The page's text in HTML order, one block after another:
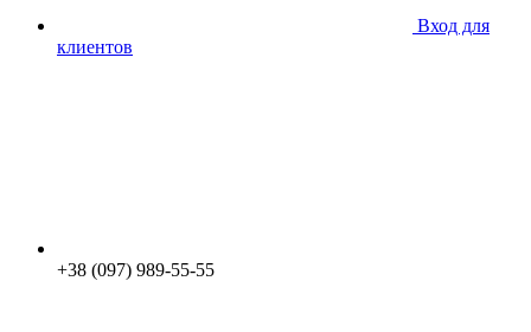
Вход для
клиентов
+38 (097) 989-55-55